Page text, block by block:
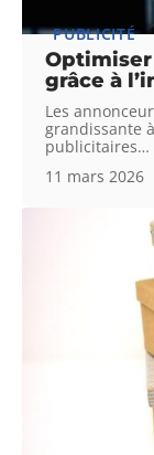
PUBLICITÉ
grâce à
Les
grandissante
publicitaires…
11 mars 2026